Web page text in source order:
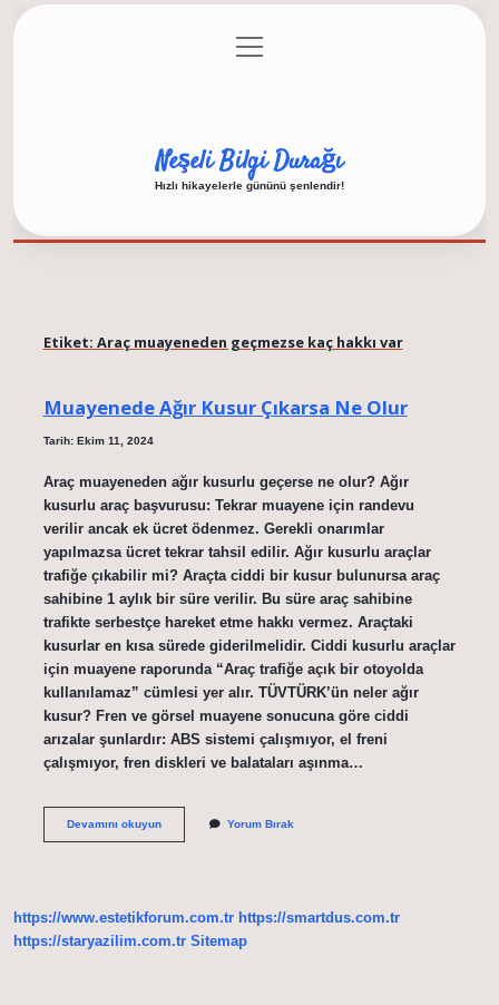
Gizlilik Politikası
menüyü
aç
Neşeli Bilgi Durağı
Hızlı hikayelerle gününü şenlendir!
Etiket: Araç muayeneden geçmezse kaç hakkı var
Muayenede Ağır Kusur Çıkarsa Ne Olur
Tarih: Ekim 11, 2024
Araç muayeneden ağır kusurlu geçerse ne olur? Ağır
kusurlu araç başvurusu: Tekrar muayene için randevu
verilir ancak ek ücret ödenmez. Gerekli onarımlar
yapılmazsa ücret tekrar tahsil edilir. Ağır kusurlu araçlar
trafiğe çıkabilir mi? Araçta ciddi bir kusur bulunursa araç
sahibine 1 aylık bir süre verilir. Bu süre araç sahibine
trafikte serbestçe hareket etme hakkı vermez. Araçtaki
kusurlar en kısa sürede giderilmelidir. Ciddi kusurlu araçlar
için muayene raporunda “Araç trafiğe açık bir otoyolda
kullanılamaz” cümlesi yer alır. TÜVTÜRK’ün neler ağır
kusur? Fren ve görsel muayene sonucuna göre ciddi
arızalar şunlardır: ABS sistemi çalışmıyor, el freni
çalışmıyor, fren diskleri ve balataları aşınma…
Devamını okuyunMuayenede Yorum Bırak
https://www.estetikforum.com.tr https://smartdus.com.tr
https://staryazilim.com.tr Sitemap